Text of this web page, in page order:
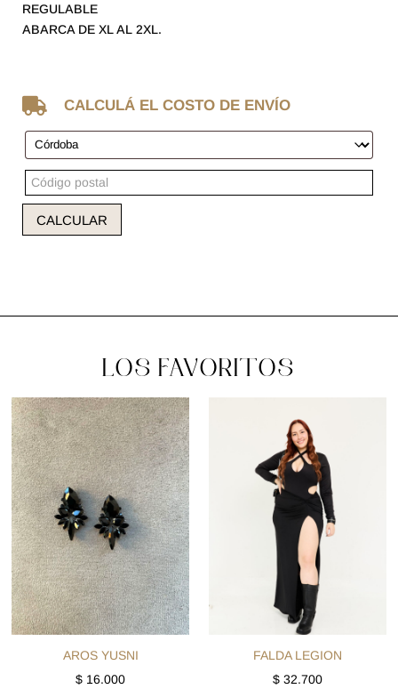
REGULABLE
ABARCA DE XL AL 2XL.
 CALCULÁ EL COSTO DE ENVÍO
CALCULAR
LOS FAVORITOS
AROS YUSNI
$ 16.000
FALDA LEGION
$32.700